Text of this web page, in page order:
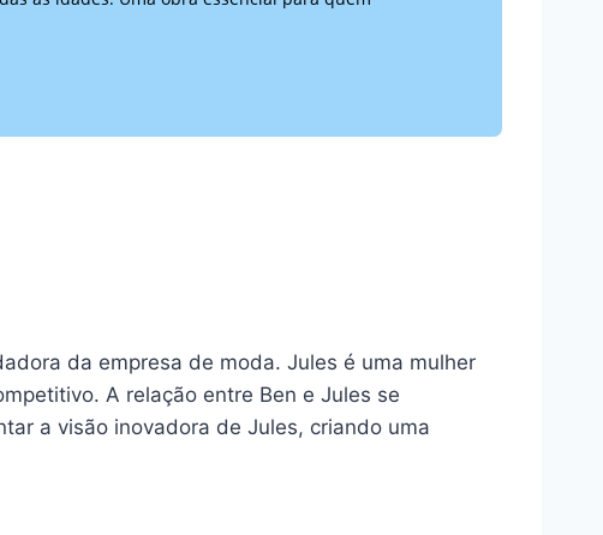
da empresa de moda. Jules é uma mulher
A relação entre Ben e Jules se
a visão inovadora de Jules, criando uma